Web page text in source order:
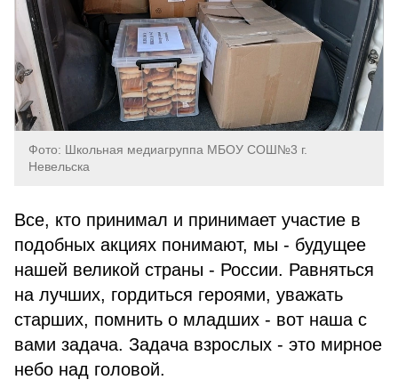
Фото: Школьная медиагруппа МБОУ СОШ№3 г.
Невельска
Все, кто принимал и принимает участие в
подобных акциях понимают, мы - будущее
нашей великой страны - России. Равняться
на лучших, гордиться героями, уважать
старших, помнить о младших - вот наша с
вами задача. Задача взрослых - это мирное
небо над головой.